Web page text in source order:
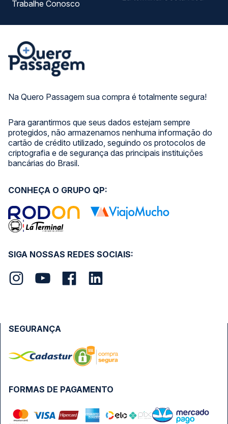
Na Quero Passagem sua compra é totalmente segura!
Para garantirmos que seus dados estejam sempre
protegidos, não armazenamos nenhuma informação do
cartão de crédito utilizado, seguindo os protocolos de
criptografia e de segurança das principais instituições
bancárias do Brasil.
Trabalhe Conosco
SIGA NOSSAS REDES SOCIAIS:
CONHEÇA O GRUPO QP:
FORMAS DE PAGAMENTO
SEGURANÇA